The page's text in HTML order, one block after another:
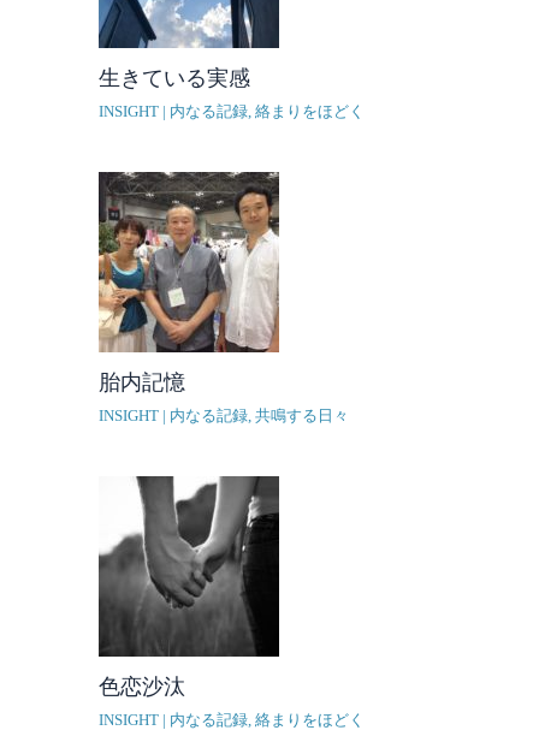
生きている実感
INSIGHT | 内なる記録, 絡まりをほどく
胎内記憶
INSIGHT | 内なる記録, 共鳴する日々
色恋沙汰
INSIGHT | 内なる記録, 絡まりをほどく